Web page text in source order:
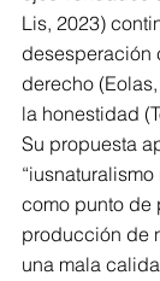
Lis, 2023)
desesperación
derecho
la honestidad
Su propuesta
como punto de
producción de
una mala